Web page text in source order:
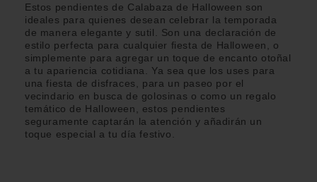
Estos pendientes de Calabaza de Halloween son
ideales para quienes desean celebrar la temporada
de manera elegante y sutil. Son una declaración de
estilo perfecta para cualquier fiesta de Halloween, o
simplemente para agregar un toque de encanto otoñal
a tu apariencia cotidiana. Ya sea que los uses para
una fiesta de disfraces, para un paseo por el
vecindario en busca de golosinas o como un regalo
temático de Halloween, estos pendientes
seguramente captarán la atención y añadirán un
toque especial a tu día festivo.